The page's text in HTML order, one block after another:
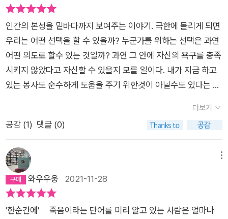
인간의 본성을 밑바다까지 보여주는 이야기. 극한에 몰리게 되면
우리는 어떤 선택을 할 수 있을까? 누군가를 위하는 선택은 과연
어떤 의도로 할수 있는 것일까? 과연 그 안에 자신의 욕구를 충족
시키지 않았다고 자신할 수 있을지 모를 일이다. 내가 지금 하고
있는 봉사도 순수하게 도움을 주기 위한것이 아닐수도 있다는 것
다. 그러면서도 한번씩 나 또한 타인의 호의에 마음이 따뜻해진
다. 그의 행동이 의도적이든 순수하든간에 말이다. 이 또한 현실
더보기
공감 (1) 댓글 (0)
와우우웅 2021-11-28
'한순간에' 죽음이라는 단어를 미리 알고 있는 사람은 얼마나